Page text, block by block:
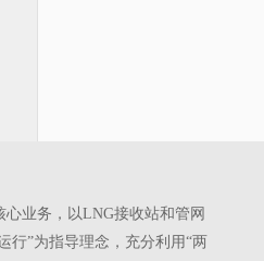
业务，以LNG接收站和管网
行”为指导理念，充分利用“两